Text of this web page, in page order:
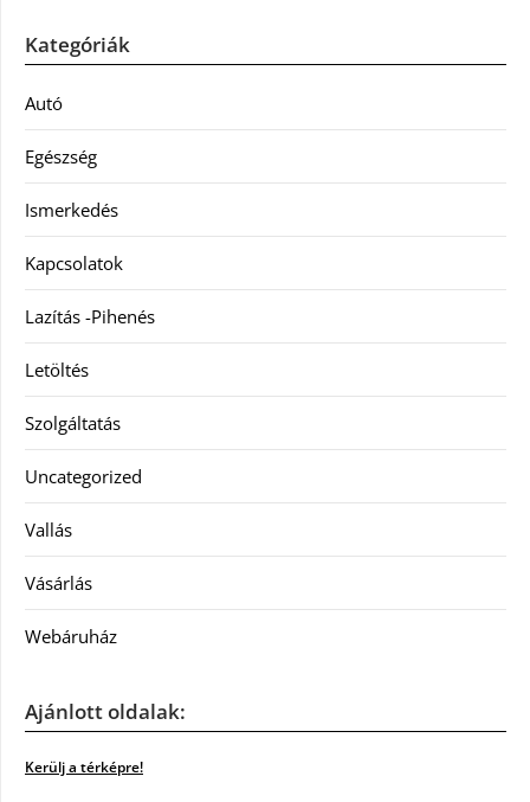
Kategóriák
Autó
Egészség
Ismerkedés
Kapcsolatok
Lazítás -Pihenés
Letöltés
Szolgáltatás
Uncategorized
Vallás
Vásárlás
Webáruház
Ajánlott oldalak:
Kerülj a térképre!